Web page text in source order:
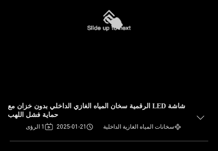
شاشة LED الرقمية سخان المياه الغازي الداخلي بدون خزان مع
حماية فشل اللهب
سخانات المياه الغازية الداخلية 2025-01-21 1 الرؤى